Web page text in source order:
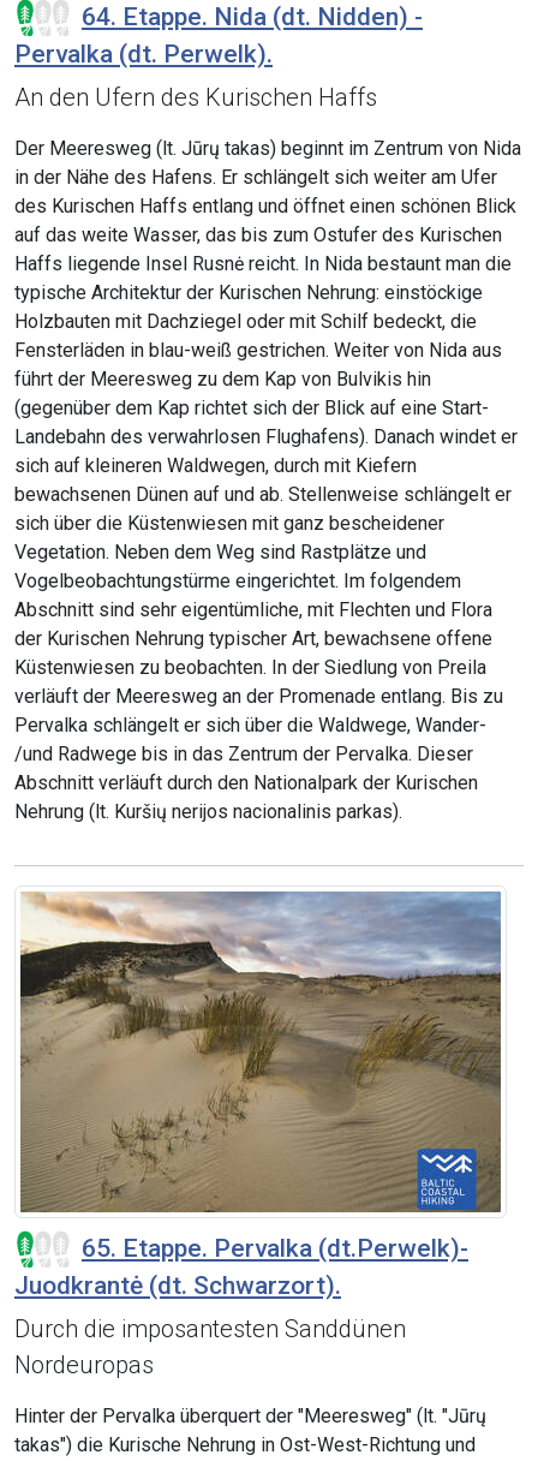
64. Etappe. Nida (dt. Nidden) -
Pervalka (dt. Perwelk).
An den Ufern des Kurischen Haffs
Der Meeresweg (lt. Jūrų takas) beginnt im Zentrum von Nida
in der Nähe des Hafens. Er schlängelt sich weiter am Ufer
des Kurischen Haffs entlang und öffnet einen schönen Blick
auf das weite Wasser, das bis zum Ostufer des Kurischen
Haffs liegende Insel Rusnė reicht. In Nida bestaunt man die
typische Architektur der Kurischen Nehrung: einstöckige
Holzbauten mit Dachziegel oder mit Schilf bedeckt, die
Fensterläden in blau-weiß gestrichen. Weiter von Nida aus
führt der Meeresweg zu dem Kap von Bulvikis hin
(gegenüber dem Kap richtet sich der Blick auf eine Start-
Landebahn des verwahrlosen Flughafens). Danach windet er
sich auf kleineren Waldwegen, durch mit Kiefern
bewachsenen Dünen auf und ab. Stellenweise schlängelt er
sich über die Küstenwiesen mit ganz bescheidener
Vegetation. Neben dem Weg sind Rastplätze und
Vogelbeobachtungstürme eingerichtet. Im folgendem
Abschnitt sind sehr eigentümliche, mit Flechten und Flora
der Kurischen Nehrung typischer Art, bewachsene offene
Küstenwiesen zu beobachten. In der Siedlung von Preila
verläuft der Meeresweg an der Promenade entlang. Bis zu
Pervalka schlängelt er sich über die Waldwege, Wander-
/und Radwege bis in das Zentrum der Pervalka. Dieser
Abschnitt verläuft durch den Nationalpark der Kurischen
Nehrung (lt. Kuršių nerijos nacionalinis parkas).
65. Etappe. Pervalka (dt.Perwelk)-
Juodkrantė (dt. Schwarzort).
Durch die imposantesten Sanddünen
Nordeuropas
Hinter der Pervalka überquert der "Meeresweg" (lt. "Jūrų
takas") die Kurische Nehrung in Ost-West-Richtung und